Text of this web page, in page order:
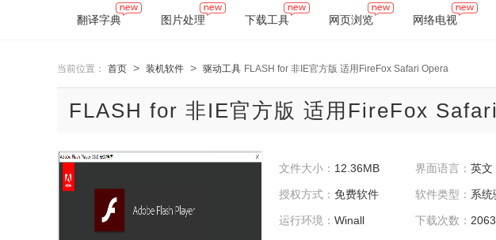
翻译字典 图片处理 下载工具 网页浏览 网络电视
当前位置： 首页 > 装机软件 > 驱动工具 FLASH for 非IE官方版 适用FireFox Safari Opera
FLASH for 非IE官方版 适用FireFox
文件大小： 12.36MB 界面语言： 英文
授权方式： 免费软件 软件类型： 系统
运行环境： Winall 下载次数： 2063